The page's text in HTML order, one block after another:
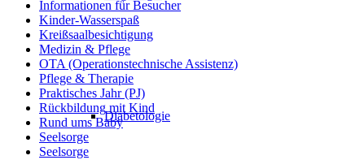
Diabetologie
Informationen für Besucher
Kinder-Wasserspaß
Kreißsaalbesichtigung
Medizin & Pflege
OTA (Operationstechnische Assistenz)
Pflege & Therapie
Praktisches Jahr (PJ)
Rückbildung mit Kind
Rund ums Baby
Seelsorge
Seelsorge